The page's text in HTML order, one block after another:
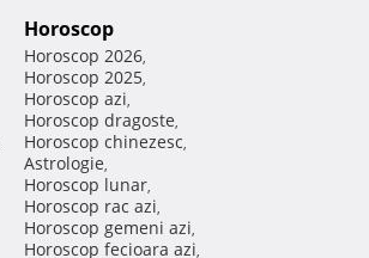
Horoscop
Horoscop 2026,
Horoscop 2025,
Horoscop azi,
Horoscop dragoste,
Horoscop chinezesc,
Astrologie,
Horoscop lunar,
Horoscop rac azi,
Horoscop gemeni azi,
Horoscop fecioara azi,